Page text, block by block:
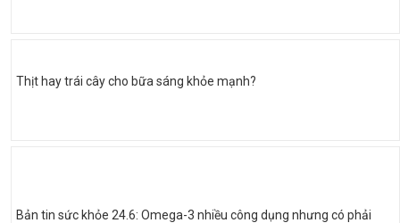
Thịt hay trái cây cho bữa sáng khỏe mạnh?
Bản tin sức khỏe 24.6: Omega-3 nhiều công dụng nhưng có phải